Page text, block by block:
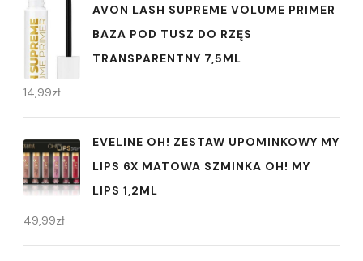
AVON LASH SUPREME VOLUME PRIMER
BAZA POD TUSZ DO RZĘS
TRANSPARENTNY 7,5ML
14,99zł
EVELINE OH! ZESTAW UPOMINKOWY MY
LIPS 6X MATOWA SZMINKA OH! MY
LIPS 1,2ML
49,99zł